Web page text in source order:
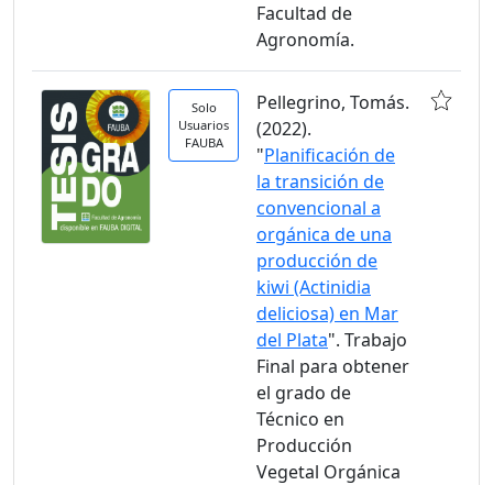
Facultad de
Agronomía.
Solo
Usuarios
FAUBA
Pellegrino, Tomás.
(2022).
"Planificación de
la transición de
convencional a
orgánica de una
producción de
kiwi (Actinidia
deliciosa) en Mar
del Plata". Trabajo
Final para obtener
el grado de
Técnico en
Producción
Vegetal Orgánica